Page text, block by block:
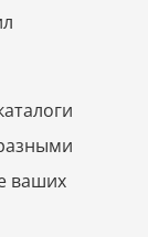
ваших